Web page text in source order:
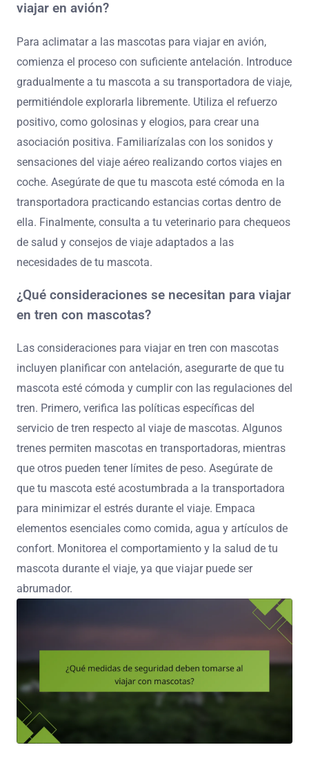
viajar en avión?
Para aclimatar a las mascotas para viajar en avión,
comienza el proceso con suficiente antelación. Introduce
gradualmente a tu mascota a su transportadora de viaje,
permitiéndole explorarla libremente. Utiliza el refuerzo
positivo, como golosinas y elogios, para crear una
asociación positiva. Familiarízalas con los sonidos y
sensaciones del viaje aéreo realizando cortos viajes en
coche. Asegúrate de que tu mascota esté cómoda en la
transportadora practicando estancias cortas dentro de
ella. Finalmente, consulta a tu veterinario para chequeos
de salud y consejos de viaje adaptados a las
necesidades de tu mascota.
¿Qué consideraciones se necesitan para viajar
en tren con mascotas?
Las consideraciones para viajar en tren con mascotas
incluyen planificar con antelación, asegurarte de que tu
mascota esté cómoda y cumplir con las regulaciones del
tren. Primero, verifica las políticas específicas del
servicio de tren respecto al viaje de mascotas. Algunos
trenes permiten mascotas en transportadoras, mientras
que otros pueden tener límites de peso. Asegúrate de
que tu mascota esté acostumbrada a la transportadora
para minimizar el estrés durante el viaje. Empaca
elementos esenciales como comida, agua y artículos de
confort. Monitorea el comportamiento y la salud de tu
mascota durante el viaje, ya que viajar puede ser
abrumador.